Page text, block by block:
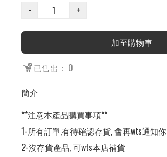
−
+
加至購物車
已售出： 0
簡介
**注意本產品購買事項**
1-所有訂單,有待確認存貨, 會再wts通知你
2-沒存貨產品, 可wts本店補貨